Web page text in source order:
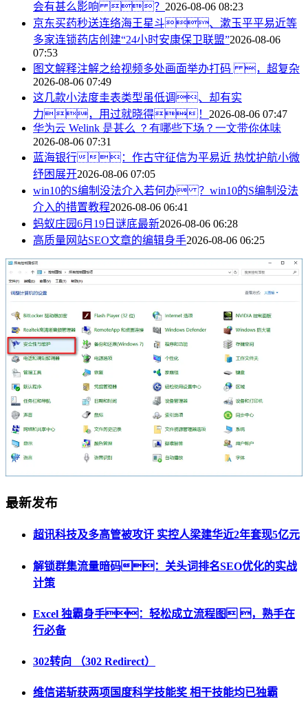
会有甚么影响 ？ 2026-08-06 08:23
京东买药秒送连络海王星斗、漱玉平平易近等
多家连锁药店创建“24小时安康保卫联盟”2026-08-06
07:53
图文解释注解之给视频多处画面举办打码 ，超复杂
2026-08-06 07:49
这几款小法度圭表类型虽低调、却有实
力，用过就晓得！ 2026-08-06 07:47
华为云 Welink 是甚么 ？有哪些下场？一文带你体味
2026-08-06 07:31
蓝海银行：作古守征信为平易近 热忱护航小微
纾困展开2026-08-06 07:05
win10的S编制没法介入若何办 ？win10的S编制没法
介入的措置教程2026-08-06 06:41
蚂蚁庄园6月19日谜底最新2026-08-06 06:28
高质量网站SEO文章的编辑身手2026-08-06 06:25
最新发布
超讯科技及多高管被攻讦 实控人梁建华近2年套现5亿元
解锁群集流量暗码：关头词排名SEO优化的实战
计策
Excel 独霸身手：轻松成立流程图 ，熟手在
行必备
302转向 （302 Redirect）
维信诺斩获两项国度科学技能奖 相干技能均已独霸